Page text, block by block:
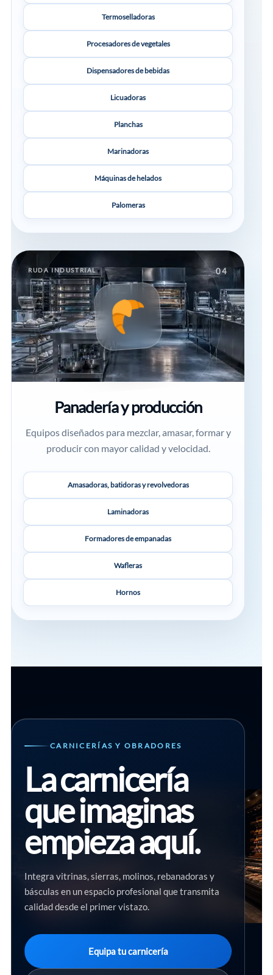
Termoselladoras
Procesadores de vegetales
Dispensadores de bebidas
Licuadoras
Planchas
Marinadoras
Máquinas de helados
Palomeras
RUDA INDUSTRIAL 04
Panadería y producción
Equipos diseñados para mezclar, amasar, formar y
producir con mayor calidad y velocidad.
Amasadoras, batidoras y revolvedoras
Laminadoras
Formadores de empanadas
Wafleras
Hornos
CARNICERÍAS Y OBRADORES
La carnicería
que imaginas
empieza aquí.
Integra vitrinas, sierras, molinos, rebanadoras y
básculas en un espacio profesional que transmita
calidad desde el primer vistazo.
Equipa tu carnicería